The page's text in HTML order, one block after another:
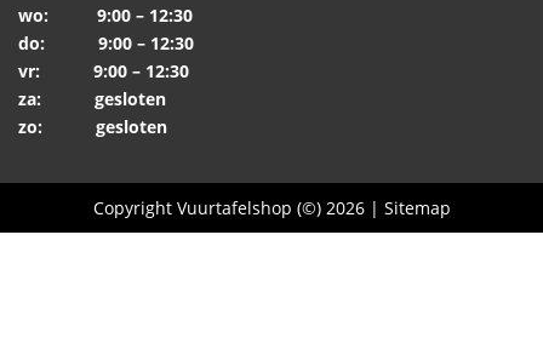
wo: 9:00 – 12:30
do: 9:00 – 12:30
vr: 9:00 – 12:30
za: gesloten
zo: gesloten
Copyright Vuurtafelshop (©) 2026 | Sitemap